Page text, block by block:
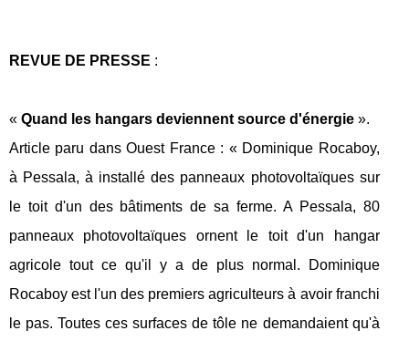
REVUE DE PRESSE :
« Quand les hangars deviennent source d'énergie ».
Article paru dans Ouest France : « Dominique Rocaboy,
à Pessala, à installé des panneaux photovoltaïques sur
le toit d'un des bâtiments de sa ferme. A Pessala, 80
panneaux photovoltaïques ornent le toit d'un hangar
agricole tout ce qu'il y a de plus normal. Dominique
Rocaboy est l'un des premiers agriculteurs à avoir franchi
le pas. Toutes ces surfaces de tôle ne demandaient qu'à